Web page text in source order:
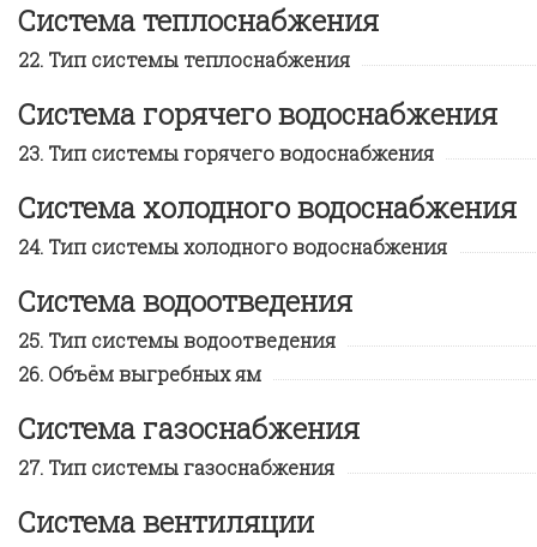
Система теплоснабжения
Тип системы теплоснабжения
Система горячего водоснабжения
Тип системы горячего водоснабжения
Система холодного водоснабжения
Тип системы холодного водоснабжения
Система водоотведения
Тип системы водоотведения
Объём выгребных ям
Система газоснабжения
Тип системы газоснабжения
Система вентиляции